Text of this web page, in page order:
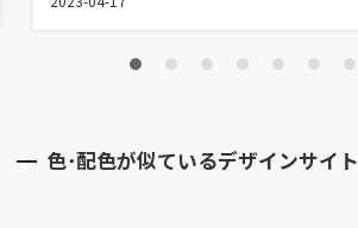
色･配色が似ているデザインサイト